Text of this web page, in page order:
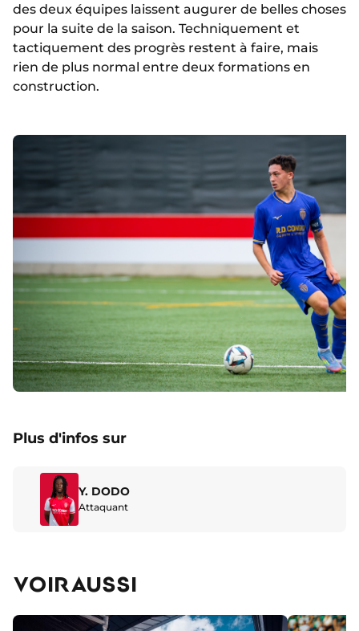
des deux équipes laissent augurer de belles choses
pour la suite de la saison. Techniquement et
tactiquement des progrès restent à faire, mais
rien de plus normal entre deux formations en
construction.
Plus d'infos sur
Y. DODO
Attaquant
VOIR AUSSI